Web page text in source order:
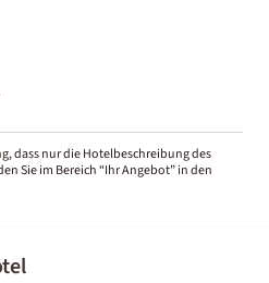
dass nur die Hotelbeschreibung des
Sie im Bereich “Ihr Angebot” in den